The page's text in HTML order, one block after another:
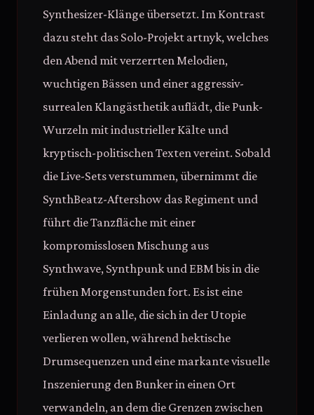
Synthesizer-Klänge übersetzt. Im Kontrast
dazu steht das Solo-Projekt artnyk, welches
den Abend mit verzerrten Melodien,
wuchtigen Bässen und einer aggressiv-
surrealen Klangästhetik auflädt, die Punk-
Wurzeln mit industrieller Kälte und
kryptisch-politischen Texten vereint. Sobald
die Live-Sets verstummen, übernimmt die
SynthBeatz-Aftershow das Regiment und
führt die Tanzfläche mit einer
kompromisslosen Mischung aus
Synthwave, Synthpunk und EBM bis in die
frühen Morgenstunden fort. Es ist eine
Einladung an alle, die sich in der Utopie
verlieren wollen, während hektische
Drumsequenzen und eine markante visuelle
Inszenierung den Bunker in einen Ort
verwandeln, an dem die Grenzen zwischen